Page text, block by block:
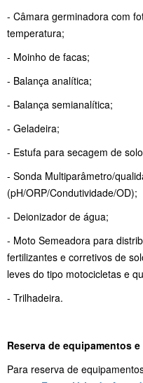
- Câmara germinadora com
temperatura;
- Moinho de facas;
- Balança analítica;
- Balança semianalítica;
- Geladeira;
- Estufa para secagem de
- Sonda Multiparâmetro/
(pH/ORP/Condutividade/OD);
- Deionizador de água;
- Moto Semeadora para
fertilizantes e corretivos de
leves do tipo motocicletas e
- Trilhadeira.
Reserva de equipamentos
Para reserva de